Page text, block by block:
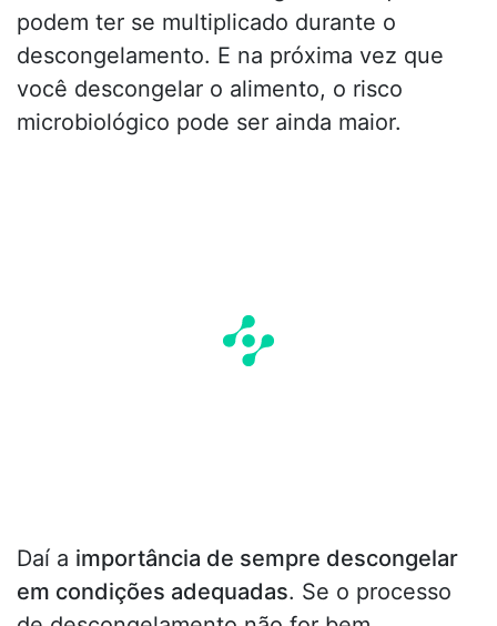
podem ter se multiplicado durante o
descongelamento. E na próxima vez que
você descongelar o alimento, o risco
microbiológico pode ser ainda maior.
Daí a importância de sempre descongelar
em condições adequadas. Se o processo